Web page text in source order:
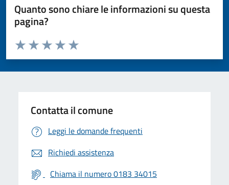
Quanto sono chiare le informazioni su questa
pagina?
Valuta da 1 a 5 stelle la pagina
Valuta 5 stelle su 5
Valuta 4 stelle su 5
Valuta 3 stelle su 5
Valuta 2 stelle su 5
Valuta 1 stelle su 5
Contatta il comune
Leggi le domande frequenti
Richiedi assistenza
Chiama il numero 0183 34015